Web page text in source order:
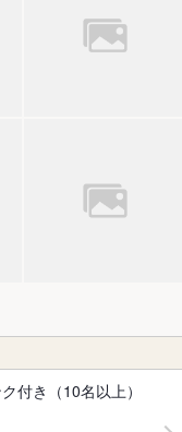
付き（10名以上）